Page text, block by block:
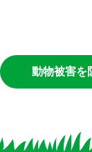
動物被害を